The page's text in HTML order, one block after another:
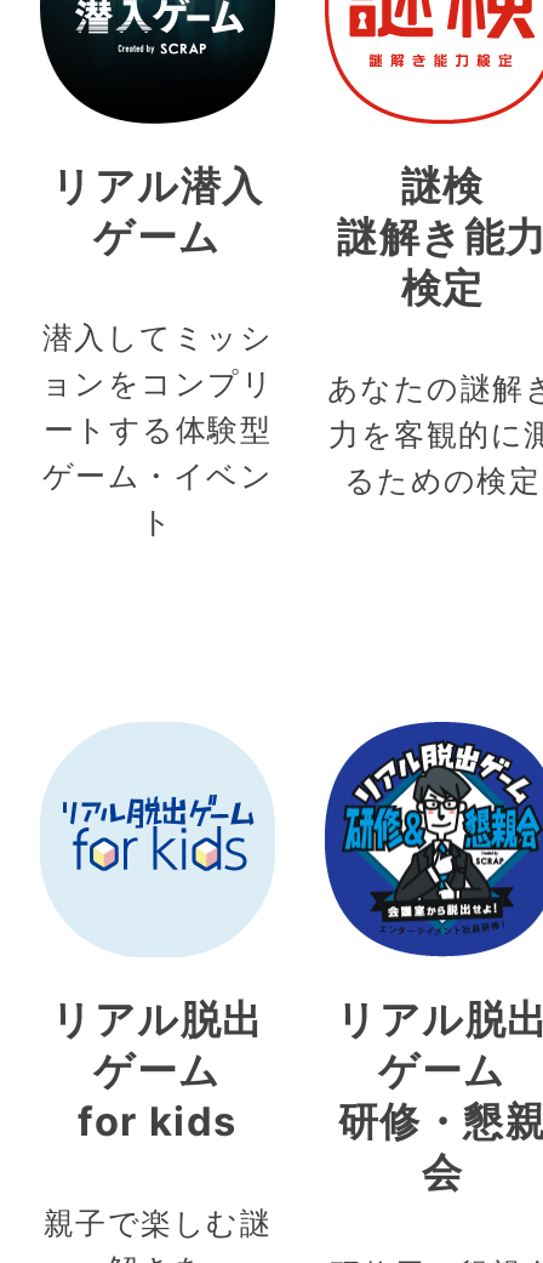
リアル潜入
ゲーム
潜入してミッシ
ョンをコンプリ
ートする体験型
ゲーム・イベン
ト
謎検
謎解き能
検定
あなたの謎解
力を客観的に
るための検定
リアル脱出
ゲーム
for kids
親子で楽しむ謎
リアル脱
ゲーム
研修・懇
会